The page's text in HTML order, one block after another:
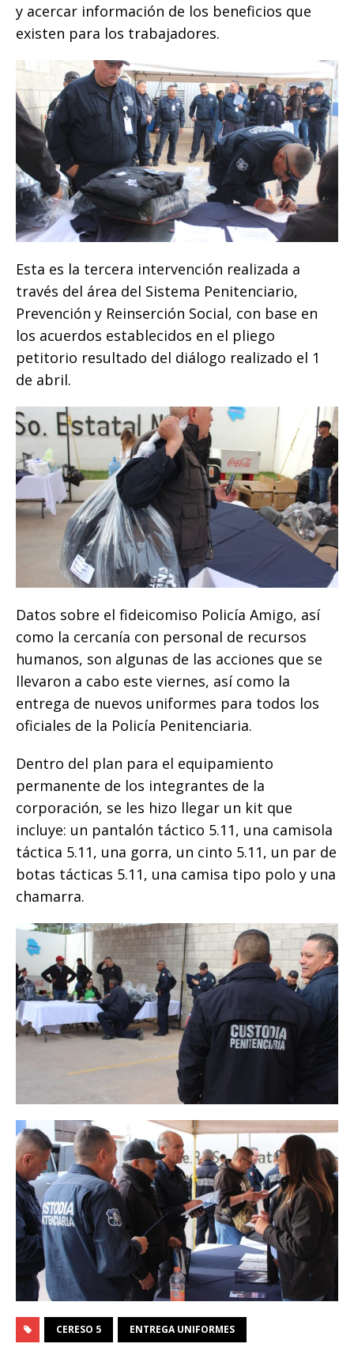
y acercar información de los beneficios que
existen para los trabajadores.
Esta es la tercera intervención realizada a
través del área del Sistema Penitenciario,
Prevención y Reinserción Social, con base en
los acuerdos establecidos en el pliego
petitorio resultado del diálogo realizado el 1
de abril.
Datos sobre el fideicomiso Policía Amigo, así
como la cercanía con personal de recursos
humanos, son algunas de las acciones que se
llevaron a cabo este viernes, así como la
entrega de nuevos uniformes para todos los
oficiales de la Policía Penitenciaria.
Dentro del plan para el equipamiento
permanente de los integrantes de la
corporación, se les hizo llegar un kit que
incluye: un pantalón táctico 5.11, una camisola
táctica 5.11, una gorra, un cinto 5.11, un par de
botas tácticas 5.11, una camisa tipo polo y una
chamarra.
CERESO 5 ENTREGA UNIFORMES